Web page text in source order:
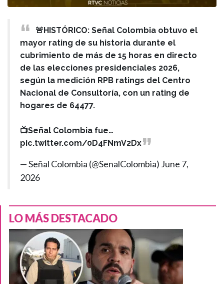
🚨HISTÓRICO: Señal Colombia obtuvo el
mayor rating de su historia durante el
cubrimiento de más de 15 horas en directo
de las elecciones presidenciales 2026,
según la medición RPB ratings del Centro
Nacional de Consultoría, con un rating de
hogares de 64477.
📺Señal Colombia fue…
pic.twitter.com/0D4FNmV2Dx
— Señal Colombia (@SenalColombia) June 7,
2026
LO MÁS DESTACADO